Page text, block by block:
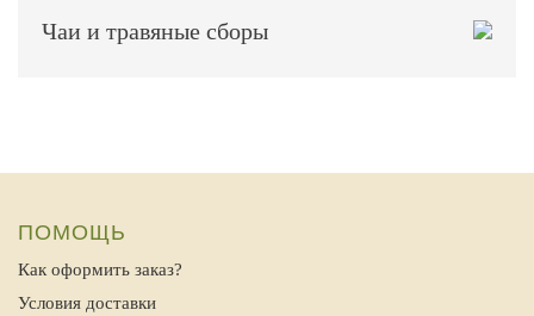
Чаи и травяные сборы
ПОМОЩЬ
Как оформить заказ?
Условия доставки